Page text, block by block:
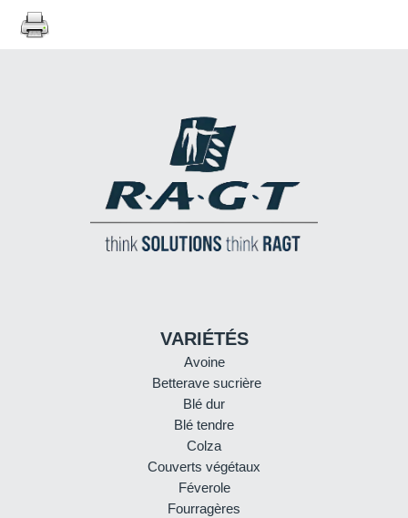
VARIÉTÉS
Avoine
Betterave sucrière
Blé dur
Blé tendre
Colza
Couverts végétaux
Féverole
Fourragères